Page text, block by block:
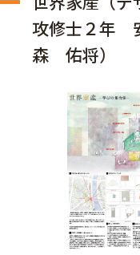
攻修士２年
森 佑将）